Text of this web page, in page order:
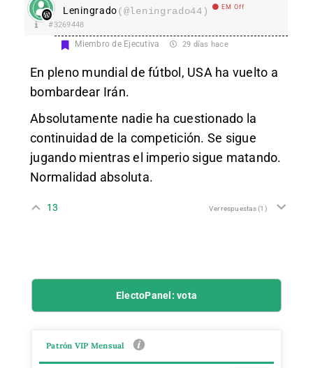
Leningrado(@leningrado44) EM Off
#3269448
Miembro de Ejecutiva 29 días hace
En pleno mundial de fútbol, USA ha vuelto a
bombardear Irán.
Absolutamente nadie ha cuestionado la
continuidad de la competición. Se sigue
jugando mientras el imperio sigue matando.
Normalidad absoluta.
13 Ver respuestas(1)
ElectoPanel: vota
Patrón VIP Mensual